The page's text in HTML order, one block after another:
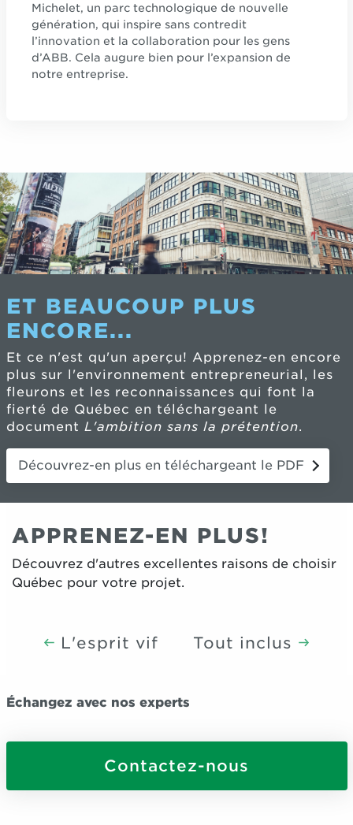
Michelet, un parc technologique de nouvelle
génération, qui inspire sans contredit
l’innovation et la collaboration pour les gens
d’ABB. Cela augure bien pour l’expansion de
notre entreprise.
ET BEAUCOUP PLUS
ENCORE...
Et ce n'est qu'un aperçu! Apprenez-en encore
plus sur l'environnement entrepreneurial, les
fleurons et les reconnaissances qui font la
fierté de Québec en téléchargeant le
document L'ambition sans la prétention.
Découvrez-en plus en téléchargeant le PDF
APPRENEZ-EN PLUS!
Découvrez d'autres excellentes raisons de choisir
Québec pour votre projet.
L'esprit vif Tout inclus
Échangez avec nos experts
Contactez-nous